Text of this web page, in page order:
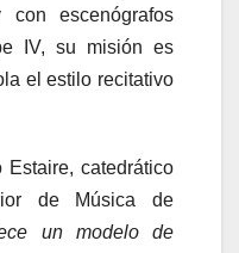
escenógrafos
IV, su misión es
el estilo recitativo
catedrático
de Música de
un modelo de